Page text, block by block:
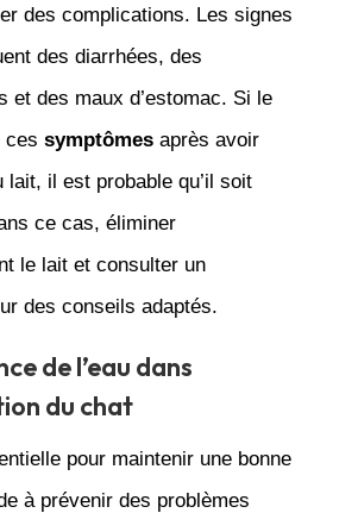
des complications. Les signes
des diarrhées, des
et des maux d’estomac. Si le
ces symptômesaprès avoir
lait, il est probable qu’il soit
ce cas, éliminer
le lait et consulter un
des conseils adaptés.
de l’eau dans
du chat
pour maintenir une bonne
à prévenir des problèmes